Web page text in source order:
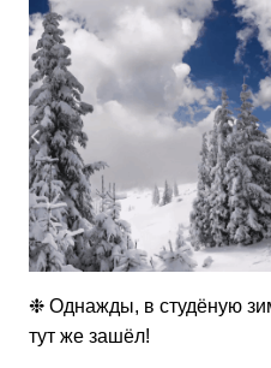
❉ Однажды, в студёную
тут же зашёл!